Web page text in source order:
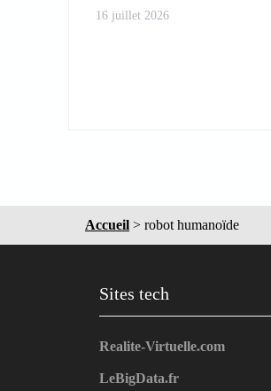
16 juillet 2026
Accueil > robot humanoïde
Sites tech
Realite-Virtuelle.com
LeBigData.fr